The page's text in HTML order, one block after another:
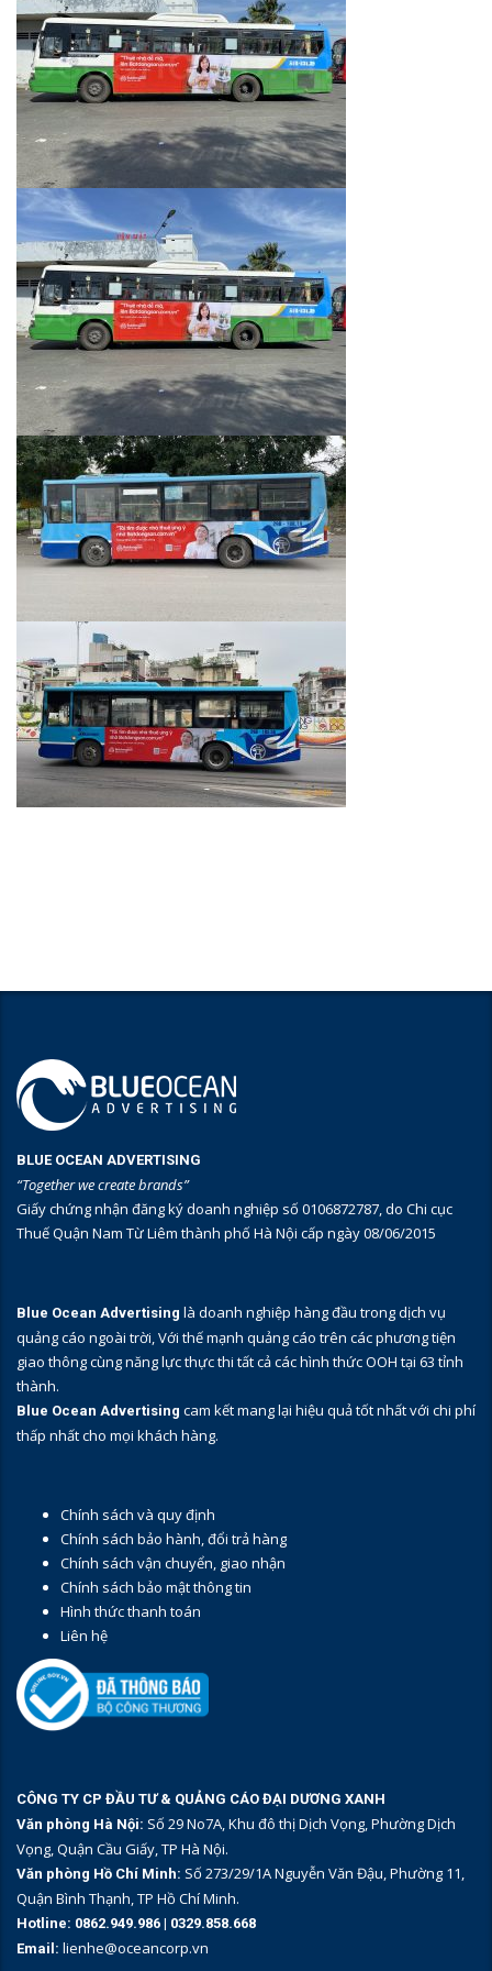
BLUE OCEAN ADVERTISING
“Together we create brands”
Giấy chứng nhận đăng ký doanh nghiệp số 0106872787, do Chi cục
Thuế Quận Nam Từ Liêm thành phố Hà Nội cấp ngày 08/06/2015
Blue Ocean Advertising là doanh nghiệp hàng đầu trong dịch vụ
quảng cáo ngoài trời, Với thế mạnh quảng cáo trên các phương tiện
giao thông cùng năng lực thực thi tất cả các hình thức OOH tại 63 tỉnh
thành.
Blue Ocean Advertising cam kết mang lại hiệu quả tốt nhất với chi phí
thấp nhất cho mọi khách hàng.
Chính sách và quy định
Chính sách bảo hành, đổi trả hàng
Chính sách vận chuyển, giao nhận
Chính sách bảo mật thông tin
Hình thức thanh toán
Liên hệ
CÔNG TY CP ĐẦU TƯ & QUẢNG CÁO ĐẠI DƯƠNG XANH
Văn phòng Hà Nội: Số 29 No7A, Khu đô thị Dịch Vọng, Phường Dịch
Vọng, Quận Cầu Giấy, TP Hà Nội.
Văn phòng Hồ Chí Minh: Số 273/29/1A Nguyễn Văn Đậu, Phường 11,
Quận Bình Thạnh, TP Hồ Chí Minh.
Hotline: 0862.949.986 | 0329.858.668
Email: lienhe@oceancorp.vn